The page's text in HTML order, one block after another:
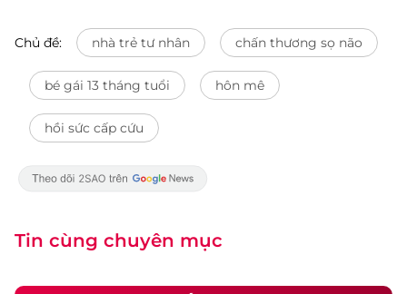
Chủ đề: nhà trẻ tư nhân chấn thương sọ não
bé gái 13 tháng tuổi hôn mê
hồi sức cấp cứu
Tin cùng chuyên mục